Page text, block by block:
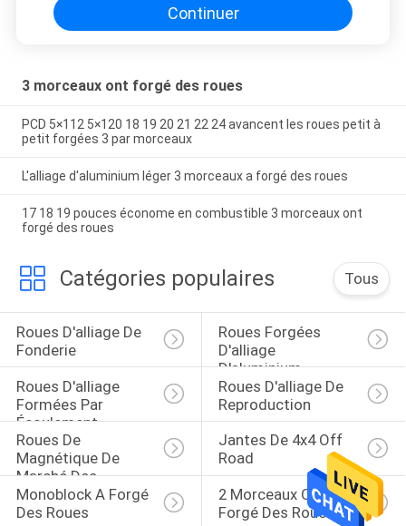
Continuer
3 morceaux ont forgé des roues
PCD 5×112 5×120 18 19 20 21 22 24 avancent les roues petit à
petit forgées 3 par morceaux
L'alliage d'aluminium léger 3 morceaux a forgé des roues
17 18 19 pouces économe en combustible 3 morceaux ont
forgé des roues
Catégories populaires Tous
Roues D'alliage De
Fonderie
Roues Forgées
D'alliage
D'aluminium
Roues D'alliage
Formées Par
Écoulement
Roues D'alliage De
Reproduction
Roues De
Magnétique De
Marché Des
Accessoires
Jantes De 4x4 Off
Road
Monoblock A Forgé
Des Roues
2 Morceaux Ont
Forgé Des Roues